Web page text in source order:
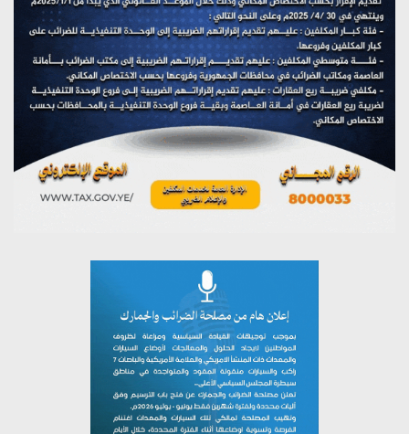
مؤتمر صحفي لمركز عين الإنسانية حول جرائم تحالف العدوان
على اليمن
يوليو 27, 2026
تستمعون لبرنامج (مع السيد القائد)
يوليو 26, 2026